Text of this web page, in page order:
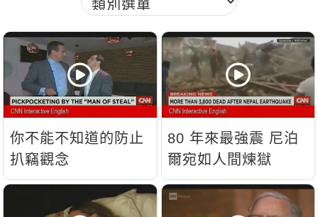
你不能不知道的防止
扒竊觀念
80 年來最強震 尼泊
爾宛如人間煉獄